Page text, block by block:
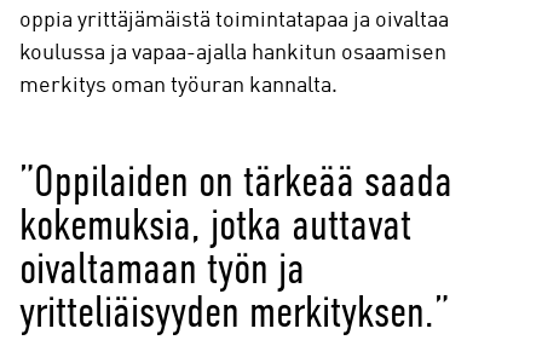
oppia yrittäjämäistä toimintatapaa ja oivaltaa
koulussa ja vapaa-ajalla hankitun osaamisen
merkitys oman työuran kannalta.
”Oppilaiden on tärkeää saada
kokemuksia, jotka auttavat
oivaltamaan työn ja
yritteliäisyyden merkityksen.”